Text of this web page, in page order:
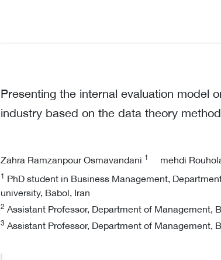
Presenting the internal evaluation model
industry based on the data theory
Zahra Ramzanpour Osmavandani 1 mehdi
1 PhD student in Business Management,
university, Babol, Iran
2 Assistant Professor, Department of Management,
3 Assistant Professor, Department of Management,